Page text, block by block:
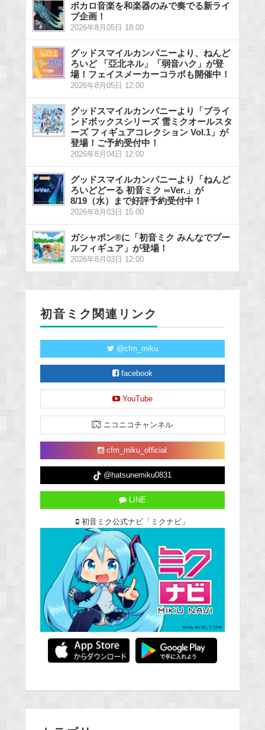
ボカロ音楽を和楽器のみで奏でる新ライ
ブ企画！
2026年8月05日 18:00
グッドスマイルカンパニーより、ねんど
ろいど 「亞北ネル」「弱音ハク」が登
場！フェイスメーカーコラボも開催中！
2026年8月05日 12:00
グッドスマイルカンパニーより「ブライ
ンドボックスシリーズ 雪ミクオールスタ
ーズ フィギュアコレクション Vol.1」が
登場！ご予約受付中！
2026年8月04日 12:00
グッドスマイルカンパニーより「ねんど
ろいどどーる 初音ミク ∞Ver.」が
8/19（水）まで好評予約受付中！
2026年8月03日 15:00
ガシャポン®に「初音ミク みんなでプー
ルフィギュア」が登場！
2026年8月03日 12:00
初音ミク関連リンク
@cfm_miku
facebook
YouTube
ニコニコチャンネル
cfm_miku_official
@hatsunemiku0831
LINE
初音ミク公式ナビ「ミクナビ」